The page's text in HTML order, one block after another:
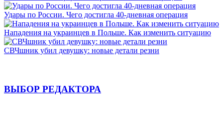
Удары по России. Чего достигла 40-дневная операция
Нападения на украинцев в Польше. Как изменить ситуацию
СВЧшник убил девушку: новые детали резни
ВЫБОР РЕДАКТОРА